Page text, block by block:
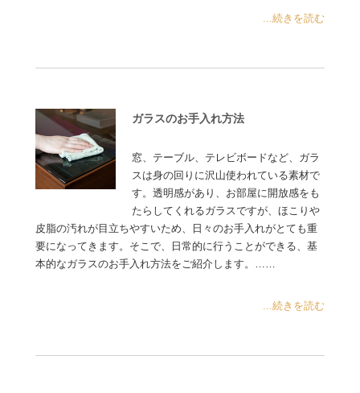
...続きを読む
ガラスのお手入れ方法
窓、テーブル、テレビボードなど、ガラ
スは身の回りに沢山使われている素材で
す。透明感があり、お部屋に開放感をも
たらしてくれるガラスですが、ほこりや
皮脂の汚れが目立ちやすいため、日々のお手入れがとても重
要になってきます。そこで、日常的に行うことができる、基
本的なガラスのお手入れ方法をご紹介します。……
...続きを読む